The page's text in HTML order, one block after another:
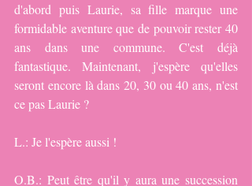
d'abord puis Laurie, sa fille marque une
formidable aventure que de pouvoir rester 40
ans dans une commune. C'est déjà
fantastique. Maintenant, j'espère qu'elles
seront encore là dans 20, 30 ou 40 ans, n'est
ce pas Laurie ?
L.: Je l'espère aussi !
O.B.: Peut être qu'il y aura une succession